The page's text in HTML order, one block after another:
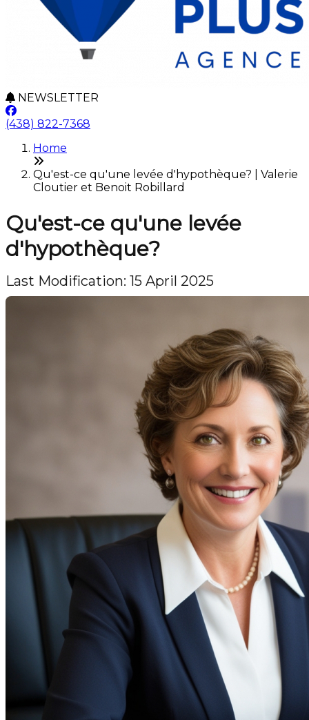
NEWSLETTER
(438) 822-7368
Home
Qu'est-ce qu'une levée d'hypothèque? | Valerie
Cloutier et Benoit Robillard
Qu'est-ce qu'une levée
d'hypothèque?
Last Modification: 15 April 2025